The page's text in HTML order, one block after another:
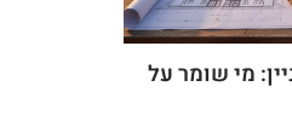
מי שומר על